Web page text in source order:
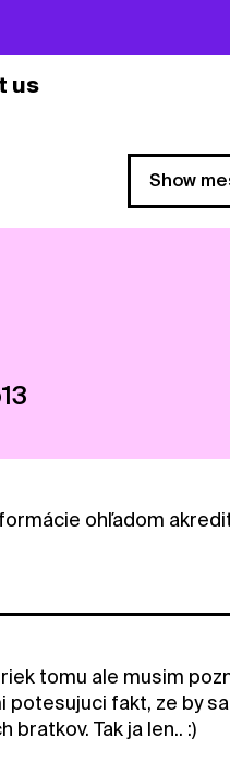
us
Show
ohľadom
tomu ale musim
potesujuci fakt, ze by
Tak ja len.. :)